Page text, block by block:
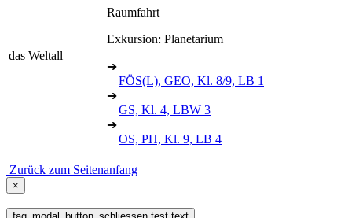
das Weltall
Raumfahrt
Exkursion: Planetarium
➔
FÖS(L), GEO, Kl. 8/9, LB 1
➔
GS, Kl. 4, LBW 3
➔
OS, PH, Kl. 9, LB 4
Zurück zum Seitenanfang
×